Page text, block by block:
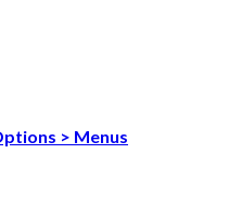
> Menus